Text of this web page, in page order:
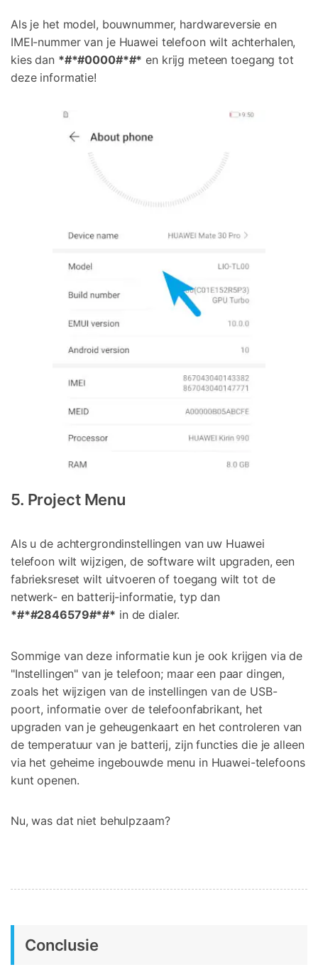
Als je het model, bouwnummer, hardwareversie en
IMEI-nummer van je Huawei telefoon wilt achterhalen,
kies dan *#*#0000#*#* en krijg meteen toegang tot
deze informatie!
5. Project Menu
Als u de achtergrondinstellingen van uw Huawei
telefoon wilt wijzigen, de software wilt upgraden, een
fabrieksreset wilt uitvoeren of toegang wilt tot de
netwerk- en batterij-informatie, typ dan
*#*#2846579#*#* in de dialer.
Sommige van deze informatie kun je ook krijgen via de
"Instellingen" van je telefoon; maar een paar dingen,
zoals het wijzigen van de instellingen van de USB-
poort, informatie over de telefoonfabrikant, het
upgraden van je geheugenkaart en het controleren van
de temperatuur van je batterij, zijn functies die je alleen
via het geheime ingebouwde menu in Huawei-telefoons
kunt openen.
Nu, was dat niet behulpzaam?
Conclusie